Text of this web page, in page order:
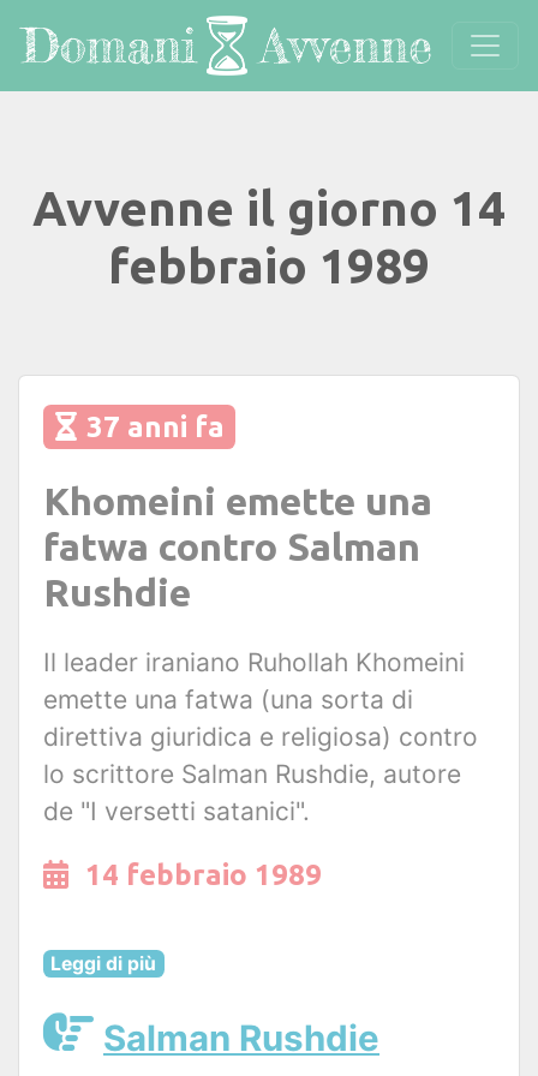
Avvenne il giorno 14
febbraio 1989
37 anni fa
Khomeini emette una
fatwa contro Salman
Rushdie
Il leader iraniano Ruhollah Khomeini
emette una fatwa (una sorta di
direttiva giuridica e religiosa) contro
lo scrittore Salman Rushdie, autore
de "I versetti satanici".
14 febbraio 1989
Leggi di più
Salman Rushdie